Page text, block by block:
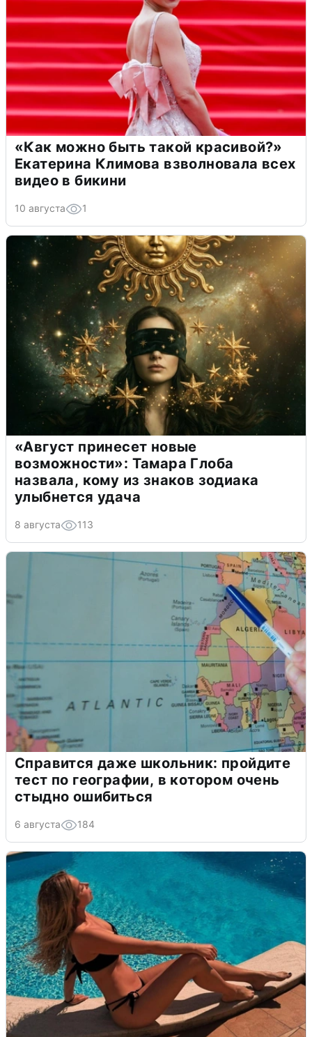
«Как можно быть такой красивой?»
Екатерина Климова взволновала всех
видео в бикини
10 августа 1
«Август принесет новые
возможности»: Тамара Глоба
назвала, кому из знаков зодиака
улыбнется удача
8 августа 113
Справится даже школьник: пройдите
тест по географии, в котором очень
стыдно ошибиться
6 августа 184